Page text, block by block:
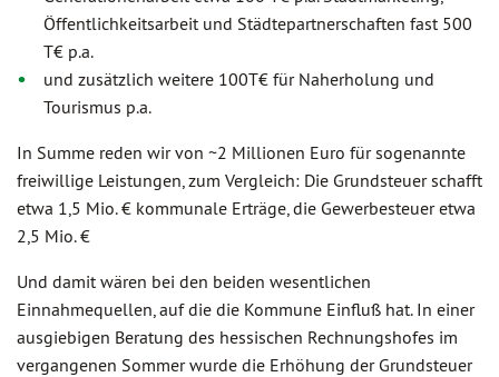
Öffentlichkeitsarbeit und Städtepartnerschaften fast 500
T€ p.a.
und zusätzlich weitere 100T€ für Naherholung und
Tourismus p.a.
In Summe reden wir von ~2 Millionen Euro für sogenannte
freiwillige Leistungen, zum Vergleich: Die Grundsteuer schafft
etwa 1,5 Mio. € kommunale Erträge, die Gewerbesteuer etwa
2,5 Mio. €
Und damit wären bei den beiden wesentlichen
Einnahmequellen, auf die die Kommune Einfluß hat. In einer
ausgiebigen Beratung des hessischen Rechnungshofes im
vergangenen Sommer wurde die Erhöhung der Grundsteuer